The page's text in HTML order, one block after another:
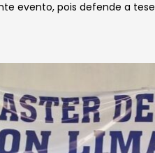
evento, pois defende a